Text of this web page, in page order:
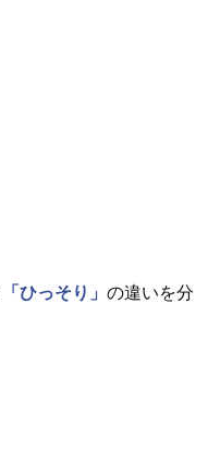
「ひっそり」 の違いを分